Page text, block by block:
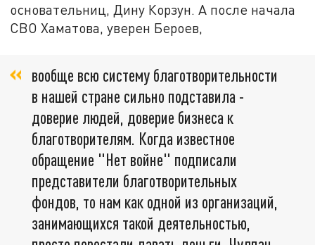
основательниц, Дину Корзун. А после начала
СВО Хаматова, уверен Бероев,
вообще всю систему благотворительности
в нашей стране сильно подставила -
доверие людей, доверие бизнеса к
благотворителям. Когда известное
обращение "Нет войне" подписали
представители благотворительных
фондов, то нам как одной из организаций,
занимающихся такой деятельностью,